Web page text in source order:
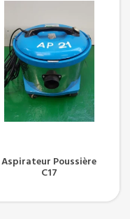
Aspirateur Poussière
C17